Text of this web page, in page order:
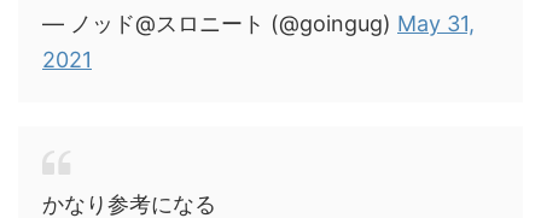
— ノッド@スロニート (@goingug) May 31,
2021
かなり参考になる